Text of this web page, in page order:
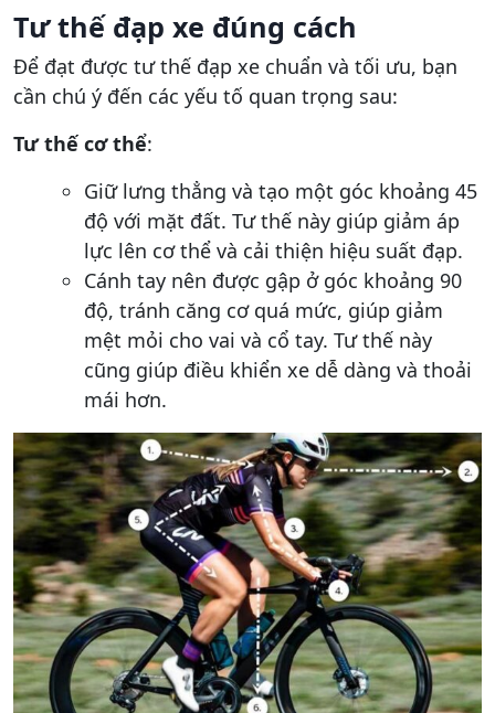
Tư thế đạp xe đúng cách
Để đạt được tư thế đạp xe chuẩn và tối ưu, bạn
cần chú ý đến các yếu tố quan trọng sau:
Tư thế cơ thể:
Giữ lưng thẳng và tạo một góc khoảng 45
độ với mặt đất. Tư thế này giúp giảm áp
lực lên cơ thể và cải thiện hiệu suất đạp.
Cánh tay nên được gập ở góc khoảng 90
độ, tránh căng cơ quá mức, giúp giảm
mệt mỏi cho vai và cổ tay. Tư thế này
cũng giúp điều khiển xe dễ dàng và thoải
mái hơn.